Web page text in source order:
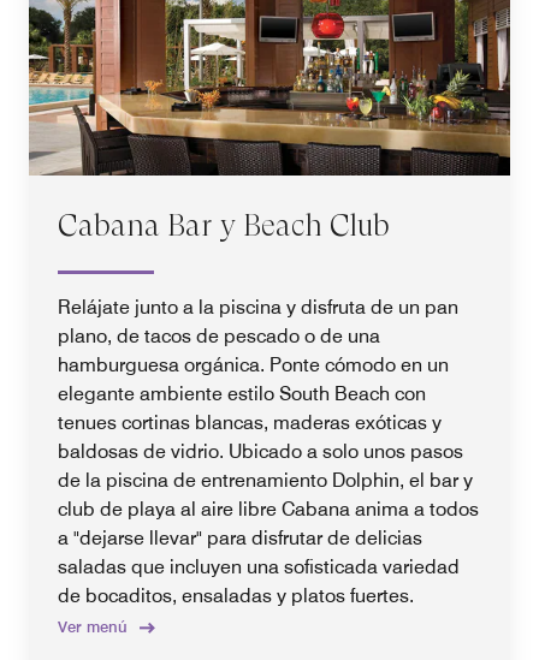
Cabana Bar y Beach Club
Relájate junto a la piscina y disfruta de un pan
plano, de tacos de pescado o de una
hamburguesa orgánica. Ponte cómodo en un
elegante ambiente estilo South Beach con
tenues cortinas blancas, maderas exóticas y
baldosas de vidrio. Ubicado a solo unos pasos
de la piscina de entrenamiento Dolphin, el bar y
club de playa al aire libre Cabana anima a todos
a "dejarse llevar" para disfrutar de delicias
saladas que incluyen una sofisticada variedad
de bocaditos, ensaladas y platos fuertes.
Ver menú